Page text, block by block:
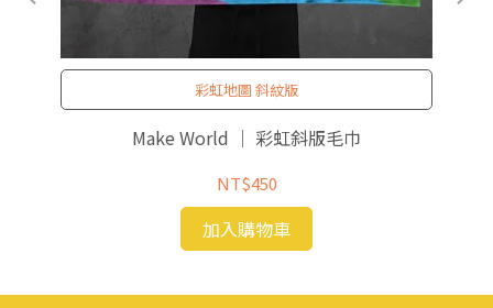
彩虹地圖 斜紋版
Make World ｜ 彩虹斜版毛巾
NT$450
加入購物車